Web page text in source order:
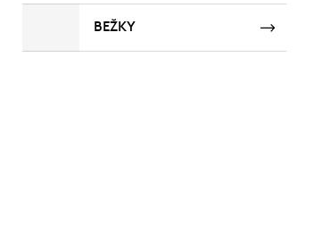
BEŽKY